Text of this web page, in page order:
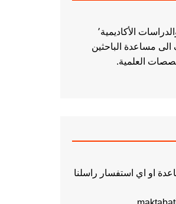
قاعدة مذرات التخرج والدراسات الأكاديمية٬
الى مساعدة الباحثين
العلمية.
او اي استفسار راسلنا